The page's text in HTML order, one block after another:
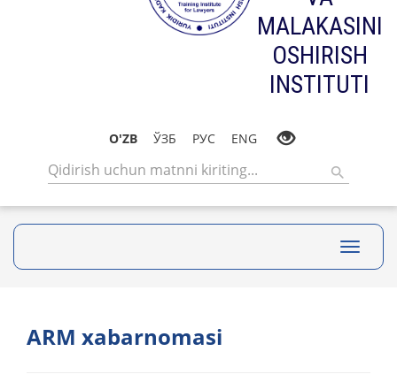
MALAKASINI
OSHIRISH
INSTITUTI
O'ZB ЎЗБ РУС ENG
Toggle
ARM xabarnomasi